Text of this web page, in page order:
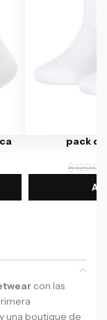
pack
$
con las
una boutique de